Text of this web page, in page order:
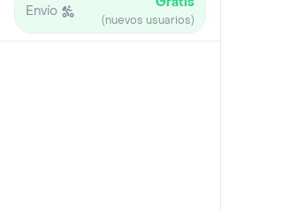
Envío
(nuevos usuarios)